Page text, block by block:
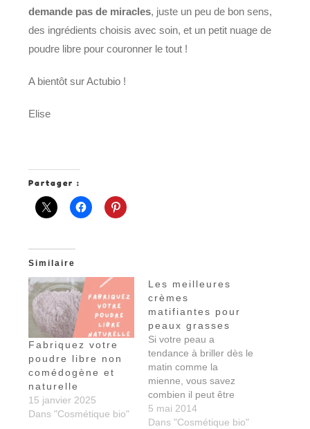
demande pas de miracles, juste un peu de bon sens,
des ingrédients choisis avec soin, et un petit nuage de
poudre libre pour couronner le tout !
A bientôt sur Actubio !
Elise
Partager :
Similaire
Fabriquez votre
poudre libre non
comédogène et
naturelle
15 janvier 2025
Dans "Cosmétique bio"
Les meilleures
crèmes
matifiantes pour
peaux grasses
Si votre peau a
tendance à briller dès le
matin comme la
mienne, vous savez
combien il peut être
difficile de conserver un
teint frais tout au long
5 mai 2014
Dans "Cosmétique bio"